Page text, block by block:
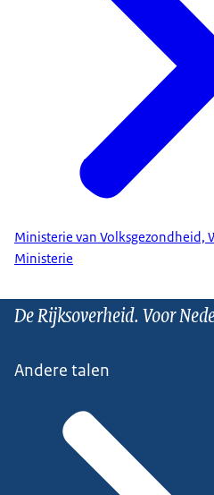
Ministerie van Volksgezondheid,
Ministerie
De Rijksoverheid. Voor
Andere talen